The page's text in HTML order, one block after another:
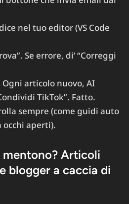
nel tuo editor (VS Code
Se errore, di’ “Correggi
Ogni articolo nuovo, AI
TikTok”. Fatto.
sempre (come guidi auto
occhi aperti).
mentono? Articoli
blogger a caccia di